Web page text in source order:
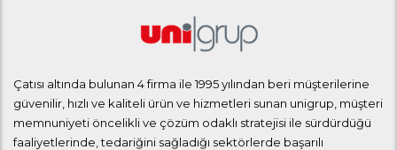
Çatısı altında bulunan 4 firma ile 1995 yılından beri müşterilerine
güvenilir, hızlı ve kaliteli ürün ve hizmetleri sunan unigrup, müşteri
memnuniyeti öncelikli ve çözüm odaklı stratejisi ile sürdürdüğü
faaliyetlerinde, tedariğini sağladığı sektörlerde başarılı